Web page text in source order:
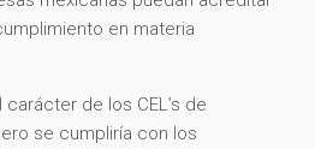
en materia
de los CEL’s de
se cumpliría con los